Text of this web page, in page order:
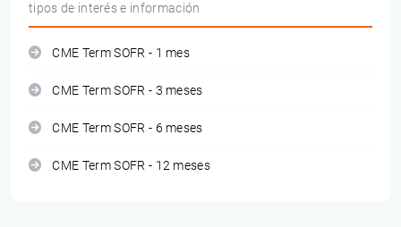
tipos de interés e información
CME Term SOFR - 1 mes
CME Term SOFR - 3 meses
CME Term SOFR - 6 meses
CME Term SOFR - 12 meses